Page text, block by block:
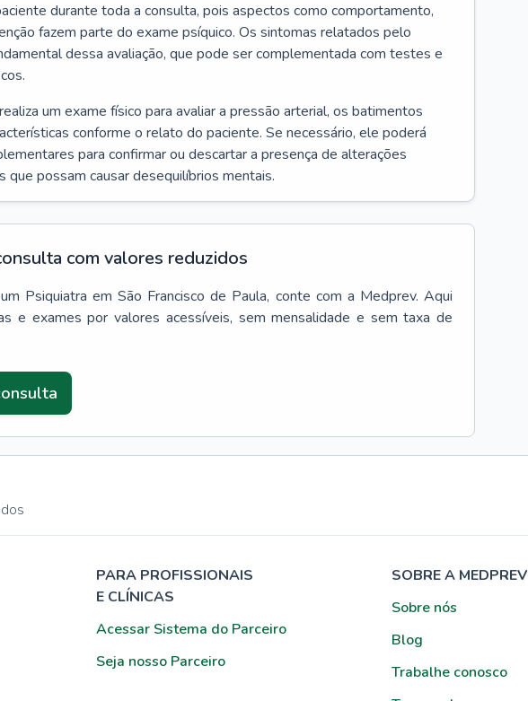
durante toda a consulta, pois aspectos como comportamento,
fazem parte do exame psíquico. Os sintomas relatados pelo
dessa avaliação, que pode ser complementada com testes e
um exame físico para avaliar a pressão arterial, os batimentos
conforme o relato do paciente. Se necessário, ele poderá
para confirmar ou descartar a presença de alterações
que possam causar desequilíbrios mentais.
com valores reduzidos
Psiquiatra em São Francisco de Paula, conte com a Medprev. Aqui
e exames por valores acessíveis, sem mensalidade e sem taxa de
PARA PROFISSIONAIS
E CLÍNICAS
Acessar Sistema do Parceiro
Seja nosso Parceiro
SOBRE A MEDPREV
Sobre nós
Blog
Trabalhe conosco